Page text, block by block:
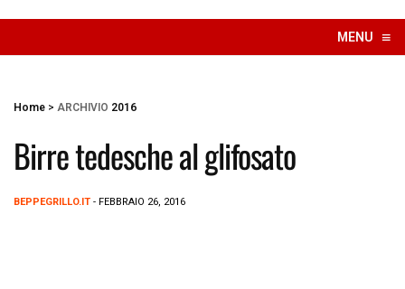
MENU ≡
☰
Home > ARCHIVIO 2016
Birre tedesche al glifosato
BEPPEGRILLO.IT - FEBBRAIO 26, 2016